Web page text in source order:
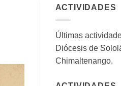
ACTIVIDADES
Últimas
Diócesis de
Chimaltenango.